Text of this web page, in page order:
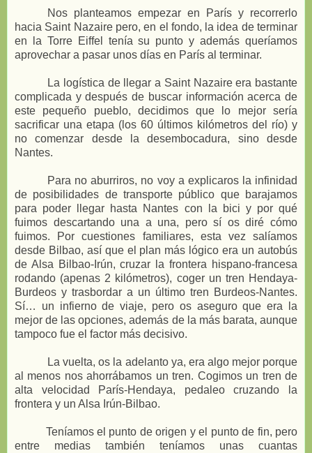
Nos planteamos empezar en París y recorrerlo
hacia Saint Nazaire pero, en el fondo, la idea de terminar
en la Torre Eiffel tenía su punto y además queríamos
aprovechar a pasar unos días en París al terminar.
La logística de llegar a Saint Nazaire era bastante
complicada y después de buscar información acerca de
este pequeño pueblo, decidimos que lo mejor sería
sacrificar una etapa (los 60 últimos kilómetros del río) y
no comenzar desde la desembocadura, sino desde
Nantes.
Para no aburriros, no voy a explicaros la infinidad
de posibilidades de transporte público que barajamos
para poder llegar hasta Nantes con la bici y por qué
fuimos descartando una a una, pero sí os diré cómo
fuimos. Por cuestiones familiares, esta vez salíamos
desde Bilbao, así que el plan más lógico era un autobús
de Alsa Bilbao-Irún, cruzar la frontera hispano-francesa
rodando (apenas 2 kilómetros), coger un tren Hendaya-
Burdeos y trasbordar a un último tren Burdeos-Nantes.
Sí… un infierno de viaje, pero os aseguro que era la
mejor de las opciones, además de la más barata, aunque
tampoco fue el factor más decisivo.
La vuelta, os la adelanto ya, era algo mejor porque
al menos nos ahorrábamos un tren. Cogimos un tren de
alta velocidad París-Hendaya, pedaleo cruzando la
frontera y un Alsa Irún-Bilbao.
Teníamos el punto de origen y el punto de fin, pero
entre medias también teníamos unas cuantas